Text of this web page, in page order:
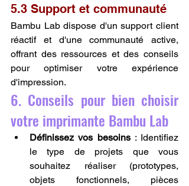
5.3 Support et communauté
Bambu Lab dispose d'un support client
réactif et d'une communauté active,
offrant des ressources et des conseils
pour optimiser votre expérience
d'impression.
6. Conseils pour bien choisir
votre imprimante Bambu Lab
Définissez vos besoins : Identifiez
le type de projets que vous
souhaitez réaliser (prototypes,
objets fonctionnels, pièces